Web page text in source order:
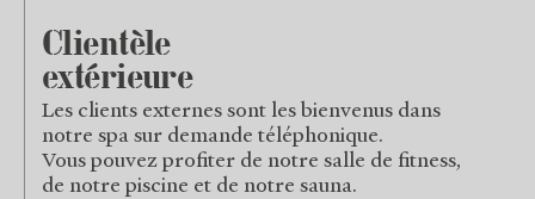
Clientèle
extérieure
Les clients externes sont les bienvenus dans
notre spa sur demande téléphonique.
Vous pouvez profiter de notre salle de fitness,
de notre piscine et de notre sauna.